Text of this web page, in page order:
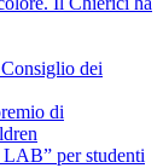
dei
di
per studenti